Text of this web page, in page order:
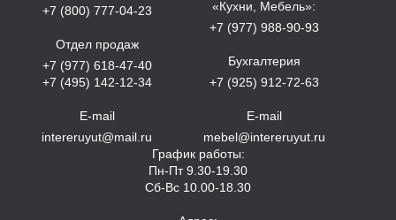
+7 (800) 777-04-23
Отдел продаж
+7 (977) 618-47-40
+7 (495) 142-12-34
E-mail
intereruyut@mail.ru
«Кухни, Мебель»:
+7 (977) 988-90-93
Бухгалтерия
+7 (925) 912-72-63
E-mail
mebel@intereruyut.ru
График работы:
Пн-Пт 9.30-19.30
Сб-Вс 10.00-18.30